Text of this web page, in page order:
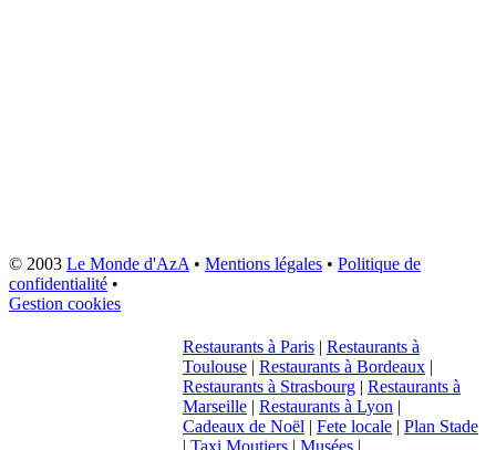
© 2003 Le Monde d'AzA• Mentions légales • Politique de
confidentialité •
Gestion cookies
Restaurants à Paris | Restaurants à
Toulouse | Restaurants à Bordeaux |
Restaurants à Strasbourg | Restaurants à
Marseille | Restaurants à Lyon |
Cadeaux de Noël | Fete locale | Plan Stade